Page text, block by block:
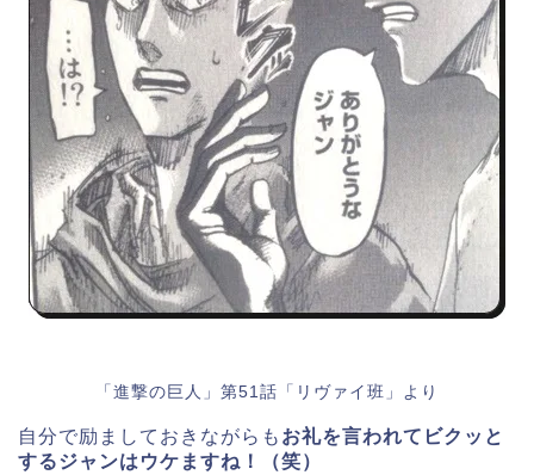
「進撃の巨人」第51話「リヴァイ班」より
自分で励ましておきながらも お礼を言われてビクッと
するジャンはウケますね！（笑）